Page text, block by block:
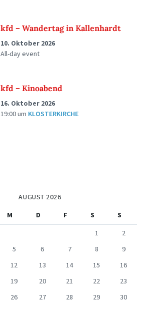
kfd – Wandertag in Kallenhardt
10. Oktober 2026
All-day event
kfd – Kinoabend
16. Oktober 2026
19:00um KLOSTERKIRCHE
AUGUST 2026
M D F S
S
1
2
5 6 7 8
9
12 13 14 15
16
19 20 21 22
23
26 27 28 29
30